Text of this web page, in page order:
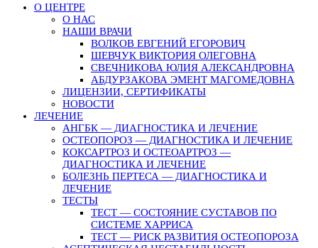
О ЦЕНТРЕ
О НАС
НАШИ ВРАЧИ
ВОЛКОВ ЕВГЕНИЙ ЕГОРОВИЧ
ШЕВЧУК ВИКТОРИЯ ОЛЕГОВНА
СВЕЧНИКОВА ЮЛИЯ АЛЕКСАНДРОВНА
АБДУРЗАКОВА ЭМЕНТ МАГОМЕДОВНА
ЛИЦЕНЗИИ, СЕРТИФИКАТЫ
НОВОСТИ
ЛЕЧЕНИЕ
АНГБК — ДИАГНОСТИКА И ЛЕЧЕНИЕ
ОСТЕОПОРОЗ — ДИАГНОСТИКА И ЛЕЧЕНИЕ
КОКСАРТРОЗ И ОСТЕОАРТРОЗ —
ДИАГНОСТИКА И ЛЕЧЕНИЕ
БОЛЕЗНЬ ПЕРТЕСА — ДИАГНОСТИКА И
ЛЕЧЕНИЕ
ТЕСТЫ
ТЕСТ — СОСТОЯНИЕ СУСТАВОВ ПО
СИСТЕМЕ ХАРРИСА
ТЕСТ — РИСК РАЗВИТИЯ ОСТЕОПОРОЗА